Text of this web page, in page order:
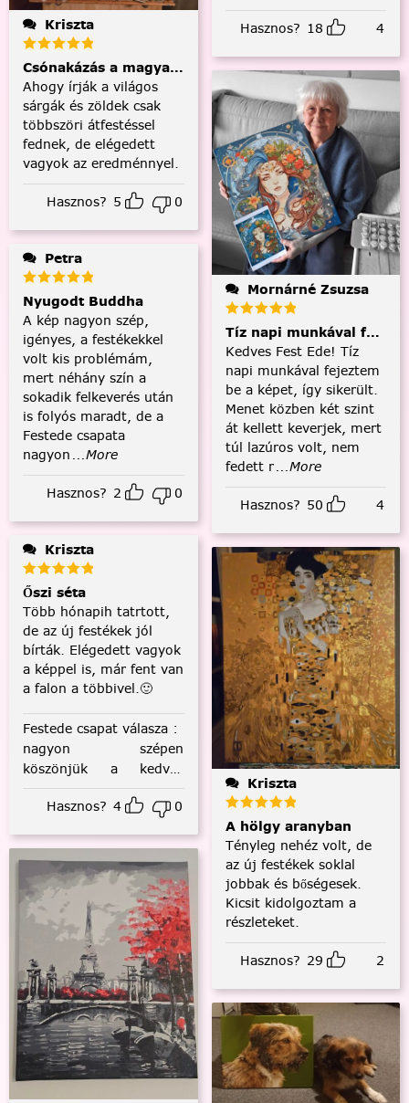
Kriszta
Csónakázás a magyar tengeren
Ahogy írják a világos
sárgák és zöldek csak
többszöri átfestéssel
fednek, de elégedett
vagyok az eredménnyel.
Hasznos? 5 0
Petra
Nyugodt Buddha
A kép nagyon szép,
igényes, a festékekkel
volt kis problémám,
mert néhány szín a
sokadik felkeverés után
is folyós maradt, de a
Festede csapata
nagyon ...More
Hasznos? 2 0
Kriszta
Őszi séta
Több hónapih tatrtott,
de az új festékek jól
bírták. Elégedett vagyok
a képpel is, már fent van
a falon a többivel.🙂
Festede csapat válasza :
nagyon szépen
köszönjük a kedves
visszajelzést! :)
Hasznos? 4 0
Hasznos? 18 4
Mornárné Zsuzsa
Tíz napi munkával
Kedves Fest Ede! Tíz
napi munkával fejeztem
be a képet, így sikerült.
Menet közben két szint
át kellett keverjek, mert
túl lazúros volt, nem
fedett r...More
Hasznos? 50 4
Kriszta
A hölgy aranyban
Tényleg nehéz volt, de
az új festékek soklal
jobbak és bőségesek.
Kicsit kidolgoztam a
részleteket.
Hasznos? 29 2